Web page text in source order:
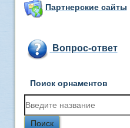
Партнерские сайты
Вопрос-ответ
Поиск орнаментов